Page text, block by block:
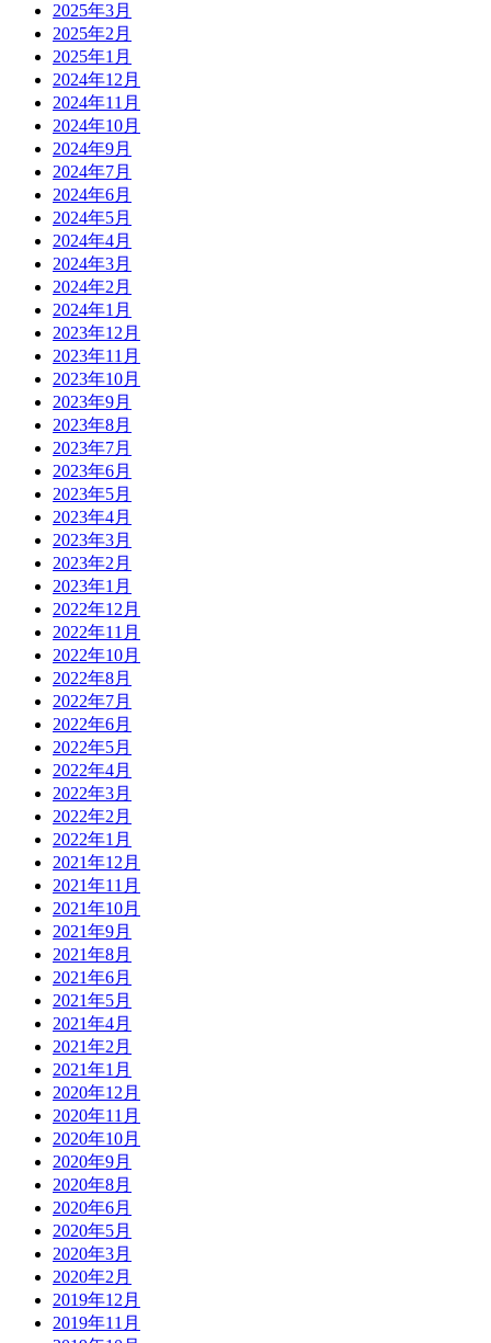
2025年3月
2025年2月
2025年1月
2024年12月
2024年11月
2024年10月
2024年9月
2024年7月
2024年6月
2024年5月
2024年4月
2024年3月
2024年2月
2024年1月
2023年12月
2023年11月
2023年10月
2023年9月
2023年8月
2023年7月
2023年6月
2023年5月
2023年4月
2023年3月
2023年2月
2023年1月
2022年12月
2022年11月
2022年10月
2022年8月
2022年7月
2022年6月
2022年5月
2022年4月
2022年3月
2022年2月
2022年1月
2021年12月
2021年11月
2021年10月
2021年9月
2021年8月
2021年6月
2021年5月
2021年4月
2021年2月
2021年1月
2020年12月
2020年11月
2020年10月
2020年9月
2020年8月
2020年6月
2020年5月
2020年3月
2020年2月
2019年12月
2019年11月